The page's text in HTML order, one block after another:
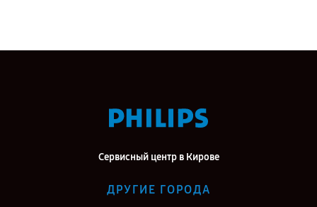
Сервисный центр в Кирове
ДРУГИЕ ГОРОДА